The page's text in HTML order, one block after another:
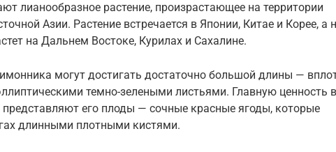
лианообразное растение, произрастающее на территории
Азии. Растение встречается в Японии, Китае и Корее, а
на Дальнем Востоке, Курилах и Сахалине.
могут достигать достаточно большой длины —
темно-зелеными листьями. Главную ценность в
представляют его плоды — сочные красные ягоды, которые
длинными плотными кистями.